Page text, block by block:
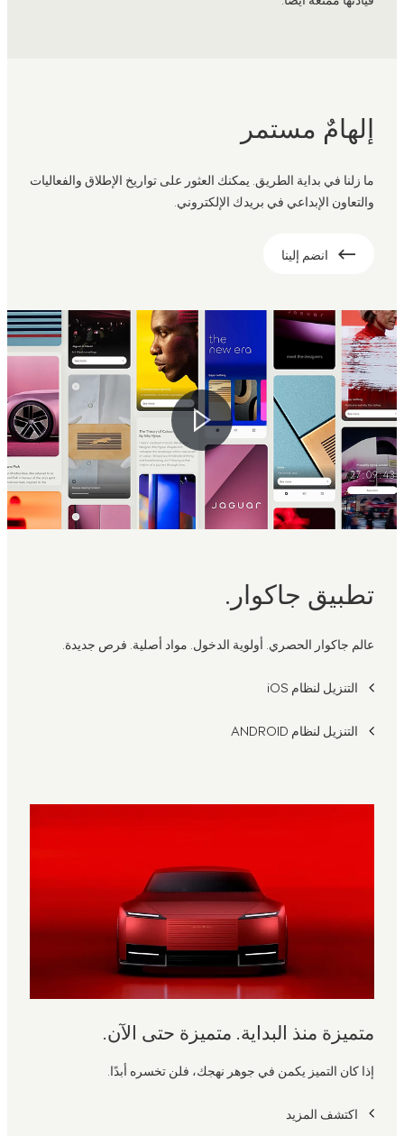
إلهامٌ مستمر
ما زلنا في بداية الطريق. يمكنك العثور على تواريخ الإطلاق والفعاليات
والتعاون الإبداعي في بريدك الإلكتروني.
انضم إلينا
تطبيق جاكوار.
عالم جاكوار الحصري. أولوية الدخول. مواد أصلية. فرص جديدة.
التنزيل لنظام iOS
التنزيل لنظام ANDROID
متميزة منذ البداية. متميزة حتى الآن.
إذا كان التميز يكمن في جوهر نهجك، فلن تخسره أبدًا.
اكتشف المزيد